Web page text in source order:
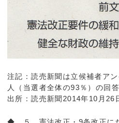
注記：読売新聞は立候補者ア
人（当選者全体の93％）の回答
出所：読売新聞2014年10月26